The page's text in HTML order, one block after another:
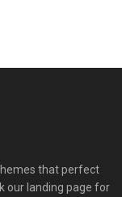
that perfect
our landing page for